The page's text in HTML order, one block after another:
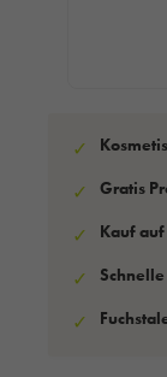
✓
✓ Gratis
✓ Kauf
✓
✓